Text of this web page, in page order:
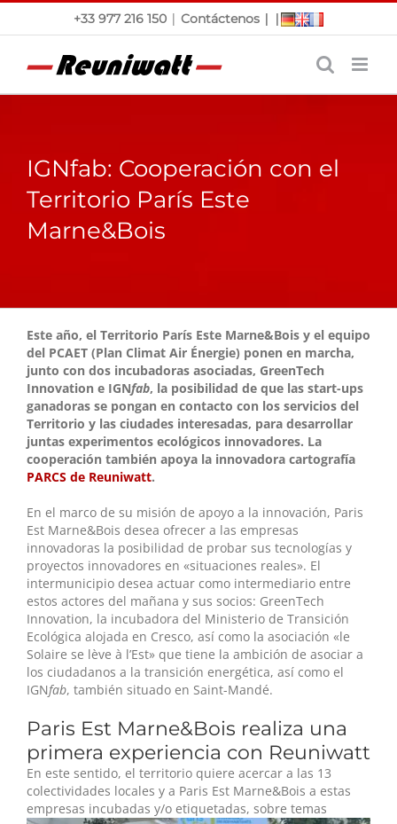
Saltar
+33 977 216 150 | Contáctenos | |
IGNfab: Cooperación con el
Territorio París Este
Marne&Bois
Este año, el Territorio París Este Marne&Bois y el equipo
del PCAET (Plan Climat Air Énergie) ponen en marcha,
junto con dos incubadoras asociadas, GreenTech
Innovation e IGNfab, la posibilidad de que las start-ups
ganadoras se pongan en contacto con los servicios del
Territorio y las ciudades interesadas, para desarrollar
juntas experimentos ecológicos innovadores. La
cooperación también apoya la innovadora cartografía
PARCS de Reuniwatt.
En el marco de su misión de apoyo a la innovación, Paris
Est Marne&Bois desea ofrecer a las empresas
innovadoras la posibilidad de probar sus tecnologías y
proyectos innovadores en «situaciones reales». El
intermunicipio desea actuar como intermediario entre
estos actores del mañana y sus socios: GreenTech
Innovation, la incubadora del Ministerio de Transición
Ecológica alojada en Cresco, así como la asociación «le
Solaire se lève à l’Est» que tiene la ambición de asociar a
los ciudadanos a la transición energética, así como el
IGNfab, también situado en Saint-Mandé.
Paris Est Marne&Bois realiza una
primera experiencia con Reuniwatt
En este sentido, el territorio quiere acercar a las 13
colectividades locales y a Paris Est Marne&Bois a estas
empresas incubadas y/o etiquetadas, sobre temas